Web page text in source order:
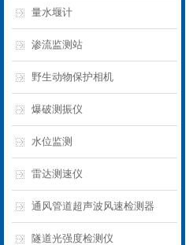
量水堰计
渗流监测站
野生动物保护相机
爆破测振仪
水位监测
雷达测速仪
通风管道超声波风速检测器
隧道光强度检测仪